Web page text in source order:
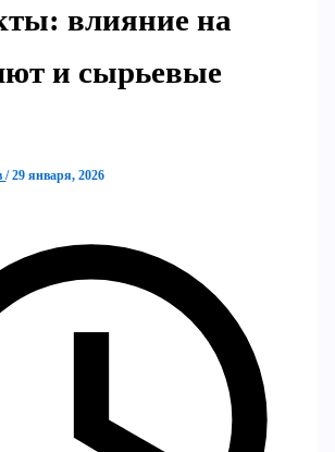
влияние на
и сырьевые
/29 января, 2026